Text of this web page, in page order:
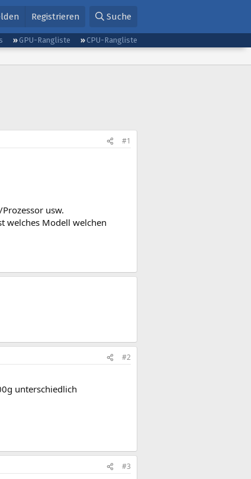
Registrieren Suche
GPU-Rangliste
CPU-Rangliste
#1
usw.
welches Modell welchen
#2
unterschiedlich
#3